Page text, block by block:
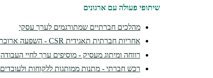
שיתופי פעולה עם ארגונים
מהלכים חברתיים שמתורגמים לערך עסקי
אחריות חברתית תאגידית CSR - השפעה ארוכת טווח
רווחה ומיתוג מעסיק - מוסיפים ערך לחיי העבודה
רכש חברתי - מתנות ממותגות ללקוחות ולעובדים